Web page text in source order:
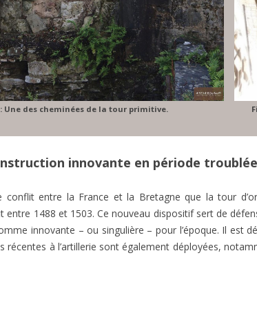
: Une des cheminées de la tour primitive.
innovante en période troublée
conflit entre la France et la Bretagne que la tour
1488 et 1503. Ce nouveau dispositif sert de
innovante – ou singulière – pour l’époque. Il est
à l’artillerie sont également déployées,